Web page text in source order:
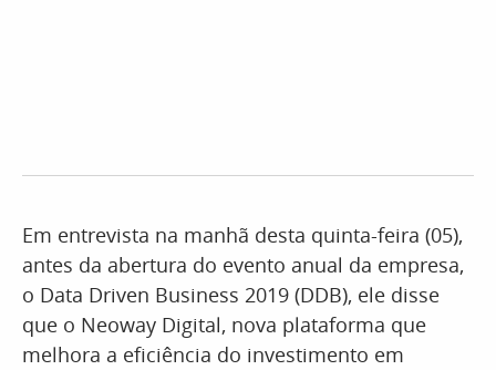
Em entrevista na manhã desta quinta-feira (05),
antes da abertura do evento anual da empresa,
o Data Driven Business 2019 (DDB), ele disse
que o Neoway Digital, nova plataforma que
melhora a eficiência do investimento em